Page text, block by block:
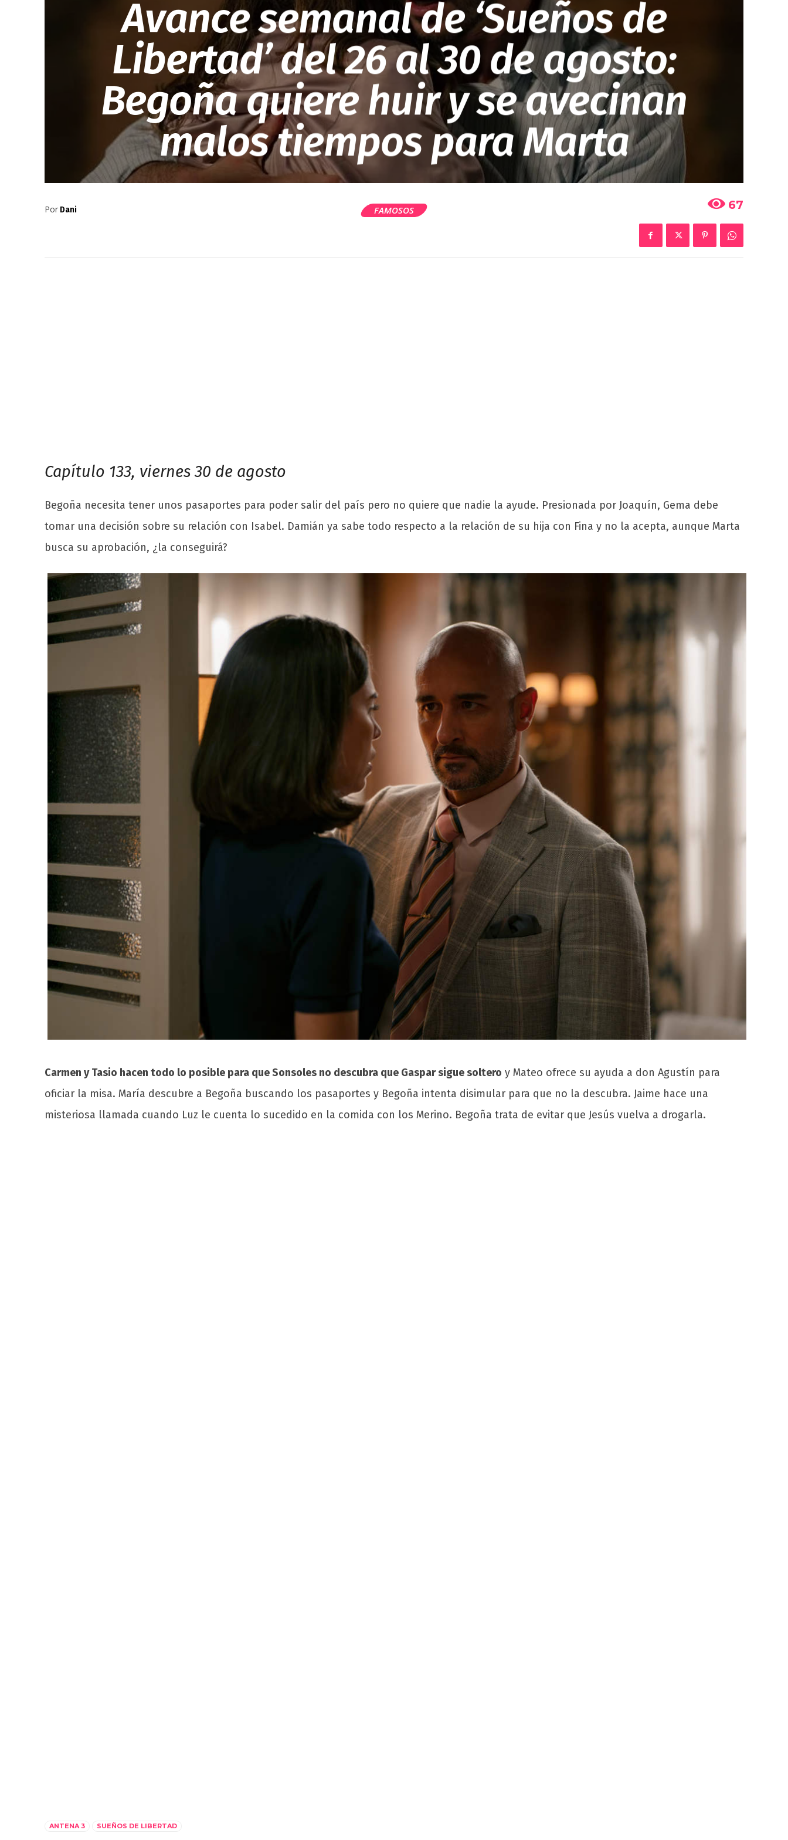
Avance semanal de ‘Sueños de
Libertad’ del 26 al 30 de agosto:
Begoña quiere huir y se avecinan
malos tiempos para Marta
Por Dani FAMOSOS 67
Capítulo 133, viernes 30 de agosto
Begoña necesita tener unos pasaportes para poder salir del país pero no quiere que nadie la ayude. Presionada por Joaquín, Gema debe
tomar una decisión sobre su relación con Isabel. Damián ya sabe todo respecto a la relación de su hija con Fina y no la acepta, aunque Marta
busca su aprobación, ¿la conseguirá?
Carmen y Tasio hacen todo lo posible para que Sonsoles no descubra que Gaspar sigue soltero y Mateo ofrece su ayuda a don Agustín para
oficiar la misa. María descubre a Begoña buscando los pasaportes y Begoña intenta disimular para que no la descubra. Jaime hace una
misteriosa llamada cuando Luz le cuenta lo sucedido en la comida con los Merino. Begoña trata de evitar que Jesús vuelva a drogarla.
ANTENA 3 SUEÑOS DE LIBERTAD